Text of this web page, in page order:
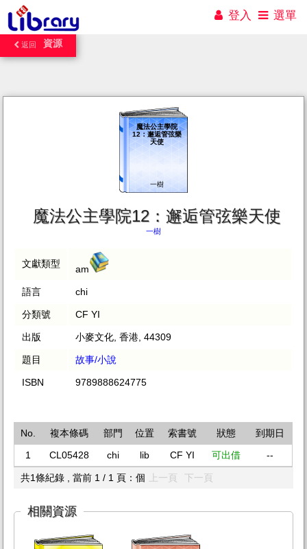
登入 選單
返回 資源
魔法公主學院
12：邂逅管弦樂
天使
一樹
魔法公主學院12：邂逅管弦樂天使
一樹
文獻類型 am
語言 chi
分類號 CF YI
出版 小麥文化, 香港, 44309
題目 故事/小說
ISBN 9789888624775
No. 複本條碼 部門 位置 索書號 狀態
到期日
1
CL05428 chi lib CF YI 可出借 --
共1條紀錄 , 當前 1 / 1 頁：個 上一頁 下一頁
相關資源